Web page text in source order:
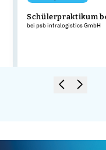
Schülerpraktikum
bei psb intralogistics GmbH